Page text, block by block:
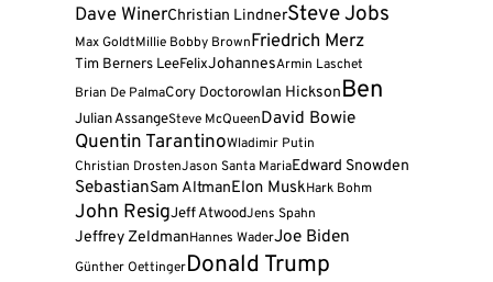
Dave WinerChristian LindnerSteve Jobs
Max GoldtMillie Bobby BrownFriedrich Merz
Tim Berners LeeFelixJohannesArmin Laschet
Brian De PalmaCory DoctorowIan HicksonBen
Julian AssangeSteve McQueenDavid Bowie
Quentin TarantinoWladimir Putin
Christian DrostenJason Santa MariaEdward Snowden
SebastianSam AltmanElon MuskHark Bohm
John ResigJeff AtwoodJens Spahn
Jeffrey ZeldmanHannes WaderJoe Biden
Günther OettingerDonald Trump